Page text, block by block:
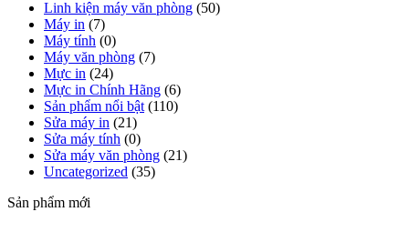
Linh kiện máy văn phòng (50)
Máy in (7)
Máy tính (0)
Máy văn phòng (7)
Mực in (24)
Mực in Chính Hãng (6)
Sản phẩm nổi bật (110)
Sửa máy in (21)
Sửa máy tính (0)
Sửa máy văn phòng (21)
Uncategorized (35)
Sản phẩm mới